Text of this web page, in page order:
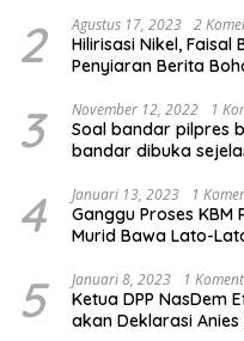
2 Agustus 17, 2023 2
Hilirisasi Nikel, Faisal
Penyiaran Berita
3 November 12, 2022 1
Soal bandar pilpres
bandar dibuka
4 Januari 13, 2023 1
Ganggu Proses
Murid Bawa Lato-
5 Januari 8, 2023 1
Ketua DPP NasDem
akan Deklarasi